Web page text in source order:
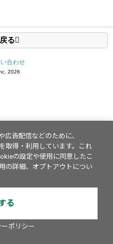
る
合わせ
2026
広告配信などのために、
取得・利用しています。これ
の設定や使用に同意したこ
の詳細、オプトアウトについ
る
ポリシー